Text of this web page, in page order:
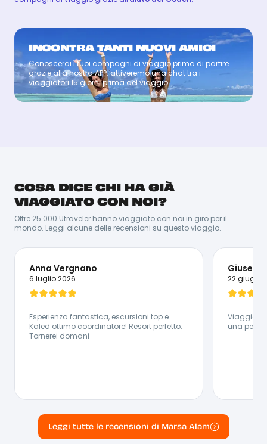
INCONTRA TANTI NUOVI AMICI
Conoscerai i tuoi compagni di viaggio prima di partire
grazie alla nostra APP: attiveremo una chat tra i
viaggiatori 15 giorni prima del viaggio.
Coach
KHALED
Snorkeling e immersioni sono il suo pane quotidiano:
quale meta migliore di Marsa Alam? Appassionato
anche di calcio e di viaggi, Khaled non vede l'ora di
farti scoprire la vera essenza dell'Egitto!
Lingue Parlate:
COSA DICE CHI HA GIÀ
VIAGGIATO CON NOI?
Oltre 25.000 Utraveler hanno viaggiato con noi in giro per il
mondo. Leggi alcune delle recensioni su questo viaggio.
Anna Vergnano
6 luglio 2026
Esperienza fantastica, escursioni top e
Kaled ottimo coordinatore! Resort perfetto.
Tornerei domani
22 giugno
Viaggio e
una
Leggi tutte le recensioni di Marsa Alam